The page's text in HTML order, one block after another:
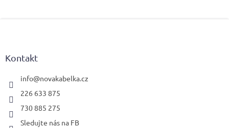
Kontakt
info@novakabelka.cz
226 633 875
730 885 275
Sledujte nás na FB